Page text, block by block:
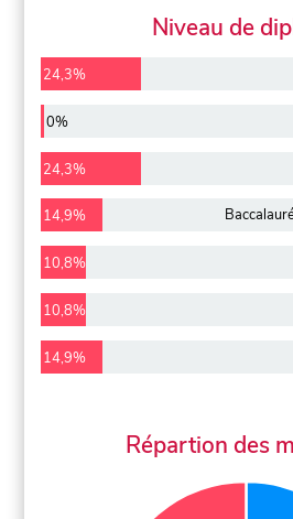
Niveau de
24,3%
0%
24,3%
14,9%
10,8%
10,8%
14,9%
Répartion des